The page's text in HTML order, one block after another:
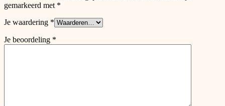
gemarkeerd met *
Je waardering *
Je beoordeling *